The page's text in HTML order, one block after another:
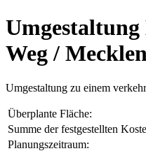
Weg /
Umgestaltung zu einem
Überplante Fläche:
Summe der festgestellten
Planungszeitraum: